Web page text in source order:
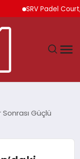
SRV Padel Court,
Güçlü